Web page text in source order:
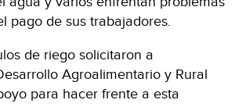
pago de sus trabajadores.
de riego solicitaron a
Agroalimentario y Rural
para hacer frente a esta